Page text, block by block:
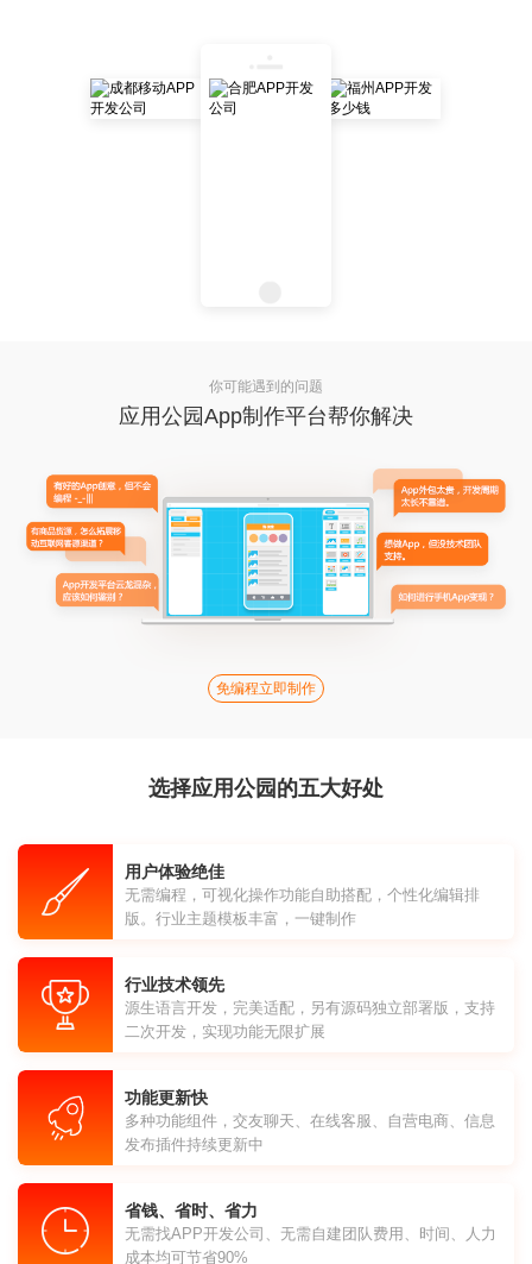
你可能遇到的问题
应用公园App制作平台帮你解决
免编程立即制作
选择应用公园的五大好处
用户体验绝佳
无需编程，可视化操作功能自助搭配，个性化编辑排
版。行业主题模板丰富，一键制作
行业技术领先
源生语言开发，完美适配，另有源码独立部署版，支持
二次开发，实现功能无限扩展
功能更新快
多种功能组件，交友聊天、在线客服、自营电商、信息
发布插件持续更新中
省钱、省时、省力
无需找APP开发公司、无需自建团队费用、时间、人力
成本均可节省90%